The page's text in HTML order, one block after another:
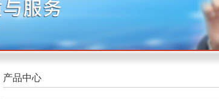
产品中心